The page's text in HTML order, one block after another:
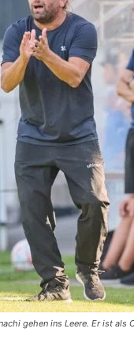
gehen ins Leere. Er ist